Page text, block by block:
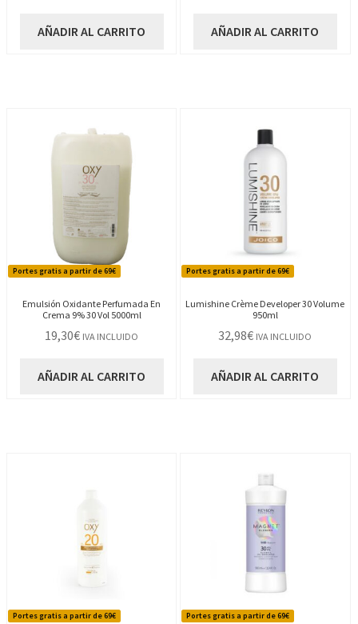
AÑADIR AL CARRITO AÑADIR AL CARRITO
Portes gratis a partir de 69€
Emulsión Oxidante Perfumada En
Crema 9% 30 Vol 5000ml
19,30€ IVA INCLUIDO
AÑADIR AL CARRITO
Portes gratis a partir de 69€
Lumishine Crème Developer 30 Volume
950ml
32,98€ IVA INCLUIDO
AÑADIR AL CARRITO
Portes gratis a partir de 69€ Portes gratis a partir de 69€